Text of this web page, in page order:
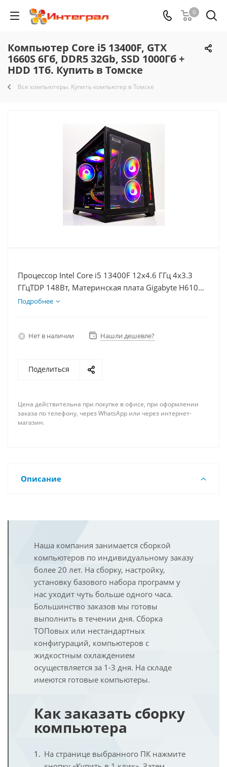
0
Компьютер Core i5 13400F, GTX
1660S 6Гб, DDR5 32Gb, SSD 1000Гб +
HDD 1Тб. Купить в Томске
Все компьютеры. Купить компьютер в Томске
Процессор Intel Core i5 13400F 12x4.6 ГГц 4x3.3
ГГцTDP 148Вт, Материнская плата Gigabyte H610M
S2H V2, Видеокарта GTX 1660S 6Гб, Память
Подробнее
Нет в наличии Нашли дешевле?
Поделиться
Цена действительна при покупке в офисе, при оформлении
заказа по телефону, через WhatsApp или через интернет-
магазин.
Описание
Наша компания занимается сборкой
компьютеров по индивидуальному заказу
более 20 лет. На сборку, настройку,
установку базового набора программ у
нас уходит чуть больше одного часа.
Большинство заказов мы готовы
выполнить в течении дня. Сборка
ТОПовых или нестандартных
конфигураций, компьютеров с
жидкостным охлаждением
осуществляется за 1-3 дня. На складе
имеются готовые компьютеры.
Как заказать сборку
компьютера
На странице выбранного ПК нажмите